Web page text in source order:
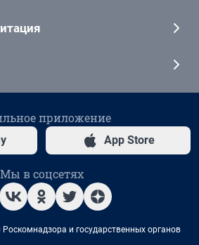
приложение
App Store
Мы в соцсетях
и государственных органов